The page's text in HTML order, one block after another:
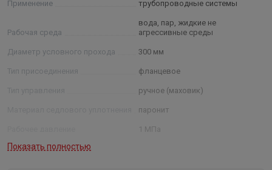
Применение трубопроводные системы
Рабочая среда
вода, пар, жидкие не
агрессивные среды
Диаметр условного прохода 300 мм
Тип присоединения фланцевое
ручное (маховик)
паронит
1 МПа
Рабочая температура
Показать полностью